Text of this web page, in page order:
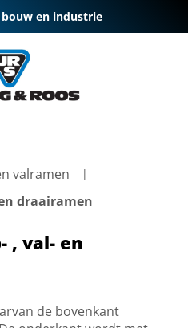
en industrie
valramen
draairamen
, val- en
de bovenkant